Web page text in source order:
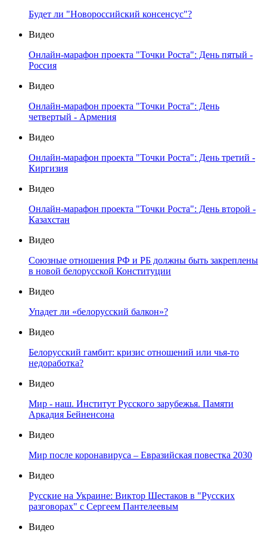
Будет ли "Новороссийский консенсус"?
Видео
Онлайн-марафон проекта "Точки Роста": День пятый -
Россия
Видео
Онлайн-марафон проекта "Точки Роста": День
четвертый - Армения
Видео
Онлайн-марафон проекта "Точки Роста": День третий -
Киргизия
Видео
Онлайн-марафон проекта "Точки Роста": День второй -
Казахстан
Видео
Союзные отношения РФ и РБ должны быть закреплены
в новой белорусской Конституции
Видео
Упадет ли «белорусский балкон»?
Видео
Белорусский гамбит: кризис отношений или чья-то
недоработка?
Видео
Мир - наш. Институт Русского зарубежья. Памяти
Аркадия Бейненсона
Видео
Мир после коронавируса – Евразийская повестка 2030
Видео
Русские на Украине: Виктор Шестаков в "Русских
разговорах" с Сергеем Пантелеевым
Видео